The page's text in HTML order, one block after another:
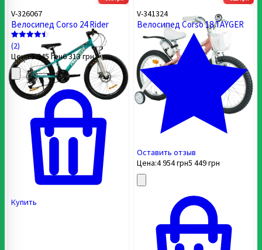
V-326067
Велосипед Corso 24 Rider
Рейтинг
4.5
из 5 на
основе
опроса
2
пользователей
(2)
Цена:5 945 грн6 313грн
Купить
V-341324
Велосипед Corso 18 TAYGER
Оставить отзыв
Цена:4 954грн5 449грн